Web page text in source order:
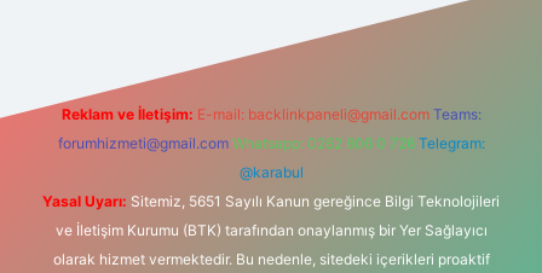
Reklam ve İletişim: E-mail: backlinkpaneli@gmail.com Teams:
forumhizmeti@gmail.com Whatsapp: 0262 606 0 726 Telegram:
@karabul
Yasal Uyarı: Sitemiz, 5651 Sayılı Kanun gereğince Bilgi Teknolojileri
ve İletişim Kurumu (BTK) tarafından onaylanmış bir Yer Sağlayıcı
olarak hizmet vermektedir. Bu nedenle, sitedeki içerikleri proaktif